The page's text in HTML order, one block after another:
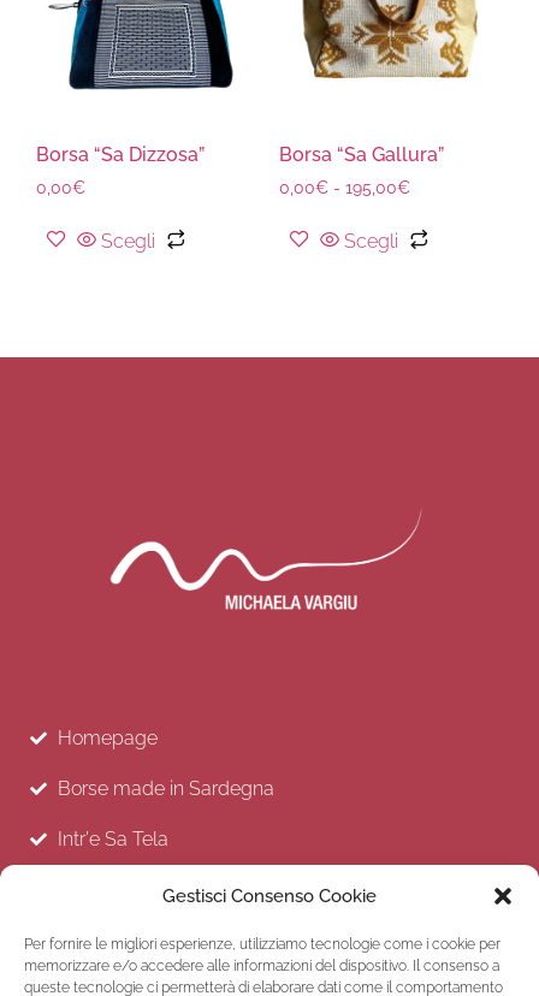
Gestisci Consenso Cookie
Per fornire le migliori esperienze, utilizziamo tecnologie come i cookie per
memorizzare e/o accedere alle informazioni del dispositivo. Il consenso a
queste tecnologie ci permetterà di elaborare dati come il comportamento
Borsa “Sa Dizzosa”
0,00€
Scegli
Borsa “Sa Gallura”
0,00€ - 195,00€
Scegli
Homepage
Borse made in Sardegna
Intr'e Sa Tela